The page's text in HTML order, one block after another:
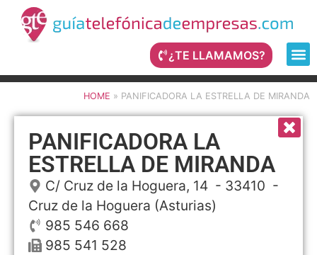
¿TE LLAMAMOS?
HOME » PANIFICADORA LA ESTRELLA DE MIRANDA
PANIFICADORA LA
ESTRELLA DE MIRANDA
C/ Cruz de la Hoguera, 14 - 33410 -
Cruz de la Hoguera (Asturias)
985 546 668
985 541 528